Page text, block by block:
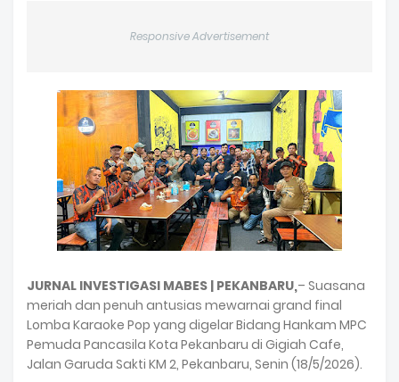
Responsive Advertisement
JURNAL INVESTIGASI MABES | ‎PEKANBARU,– Suasana
meriah dan penuh antusias mewarnai grand final
Lomba Karaoke Pop yang digelar Bidang Hankam MPC
Pemuda Pancasila Kota Pekanbaru di Gigiah Cafe,
Jalan Garuda Sakti KM 2, Pekanbaru, Senin (18/5/2026).